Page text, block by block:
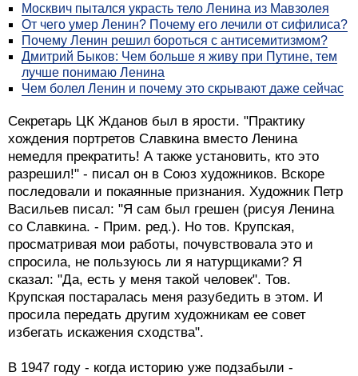
Москвич пытался украсть тело Ленина из Мавзолея
От чего умер Ленин? Почему его лечили от сифилиса?
Почему Ленин решил бороться с антисемитизмом?
Дмитрий Быков: Чем больше я живу при Путине, тем
лучше понимаю Ленина
Чем болел Ленин и почему это скрывают даже сейчас
Секретарь ЦК Жданов был в ярости. "Практику
хождения портретов Славкина вместо Ленина
немедля прекратить! А также установить, кто это
разрешил!" - писал он в Союз художников. Вскоре
последовали и покаянные признания. Художник Петр
Васильев писал: "Я сам был грешен (рисуя Ленина
со Славкина. - Прим. ред.). Но тов. Крупская,
просматривая мои работы, почувствовала это и
спросила, не пользуюсь ли я натурщиками? Я
сказал: "Да, есть у меня такой человек". Тов.
Крупская постаралась меня разубедить в этом. И
просила передать другим художникам ее совет
избегать искажения сходства".
В 1947 году - когда историю уже подзабыли -